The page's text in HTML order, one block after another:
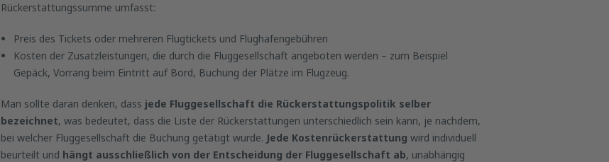
Rückerstattungssumme umfasst:
Preis des Tickets oder mehreren Flugtickets und Flughafengebühren
Kosten der Zusatzleistungen, die durch die Fluggesellschaft angeboten werden – zum Beispiel
Gepäck, Vorrang beim Eintritt auf Bord, Buchung der Plätze im Flugzeug.
Man sollte daran denken, dass jede Fluggesellschaft die Rückerstattungspolitik selber
bezeichnet, was bedeutet, dass die Liste der Rückerstattungen unterschiedlich sein kann, je nachdem,
bei welcher Fluggesellschaft die Buchung getätigt wurde. Jede Kostenrückerstattung wird individuell
beurteilt und hängt ausschließlich von der Entscheidung der Fluggesellschaft ab, unabhängig